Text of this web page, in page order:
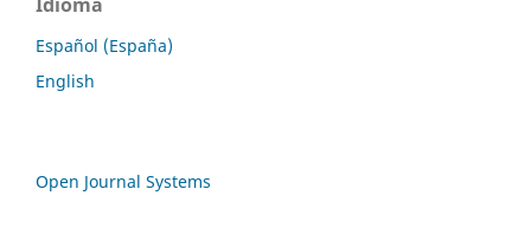
Español (España)
English
Open Journal Systems